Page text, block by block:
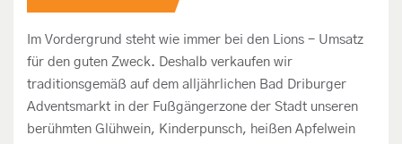
Im Vordergrund steht wie immer bei den Lions - Umsatz
für den guten Zweck. Deshalb verkaufen wir
traditionsgemäß auf dem alljährlichen Bad Driburger
Adventsmarkt in der Fußgängerzone der Stadt unseren
berühmten Glühwein, Kinderpunsch, heißen Apfelwein